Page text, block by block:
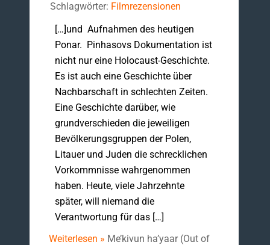
Schlagwörter: Filmrezensionen
[…]und Aufnahmen des heutigen
Ponar. Pinhasovs Dokumentation ist
nicht nur eine Holocaust-Geschichte.
Es ist auch eine Geschichte über
Nachbarschaft in schlechten Zeiten.
Eine Geschichte darüber, wie
grundverschieden die jeweiligen
Bevölkerungsgruppen der Polen,
Litauer und Juden die schrecklichen
Vorkommnisse wahrgenommen
haben. Heute, viele Jahrzehnte
später, will niemand die
Verantwortung für das […]
Weiterlesen » Me’kivun ha’yaar (Out of